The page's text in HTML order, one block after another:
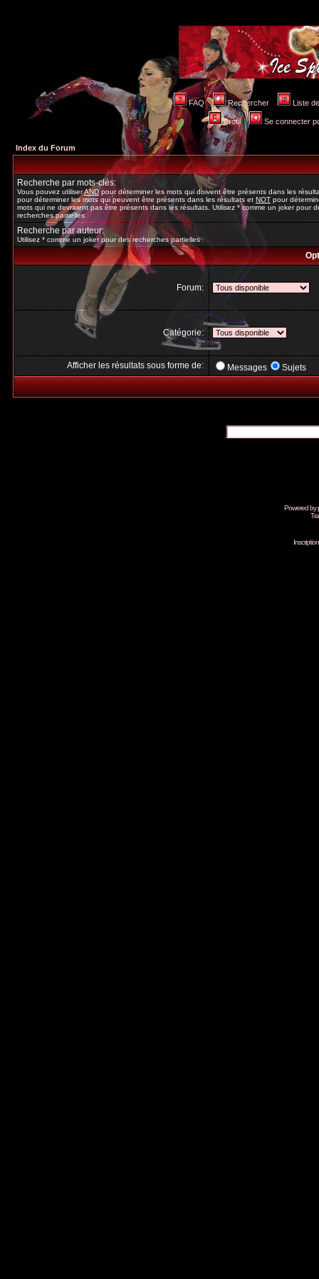
FAQ Rechercher Liste
Profil Se connecter
Index du Forum
Recherche par mots-clés:
Vous pouvez utiliserANDpour déterminer les mots qui doivent être présents dans les
pour déterminer les mots qui peuvent être présents dans les résultats etNOTpour
mots qui ne devraient pas être présents dans les résultats. Utilisez * comme un joker pour
recherches partielles
Recherche par auteur:
Utilisez * comme un joker pour des recherches partielles
Forum:
Catégorie:
Afficher les résultats sous forme de: Messages Sujets
Powered by